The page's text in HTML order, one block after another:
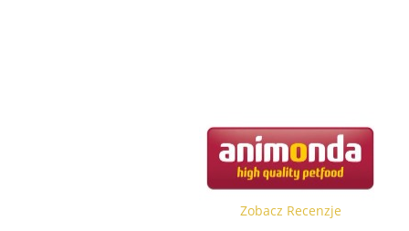
Zobacz Recenzje